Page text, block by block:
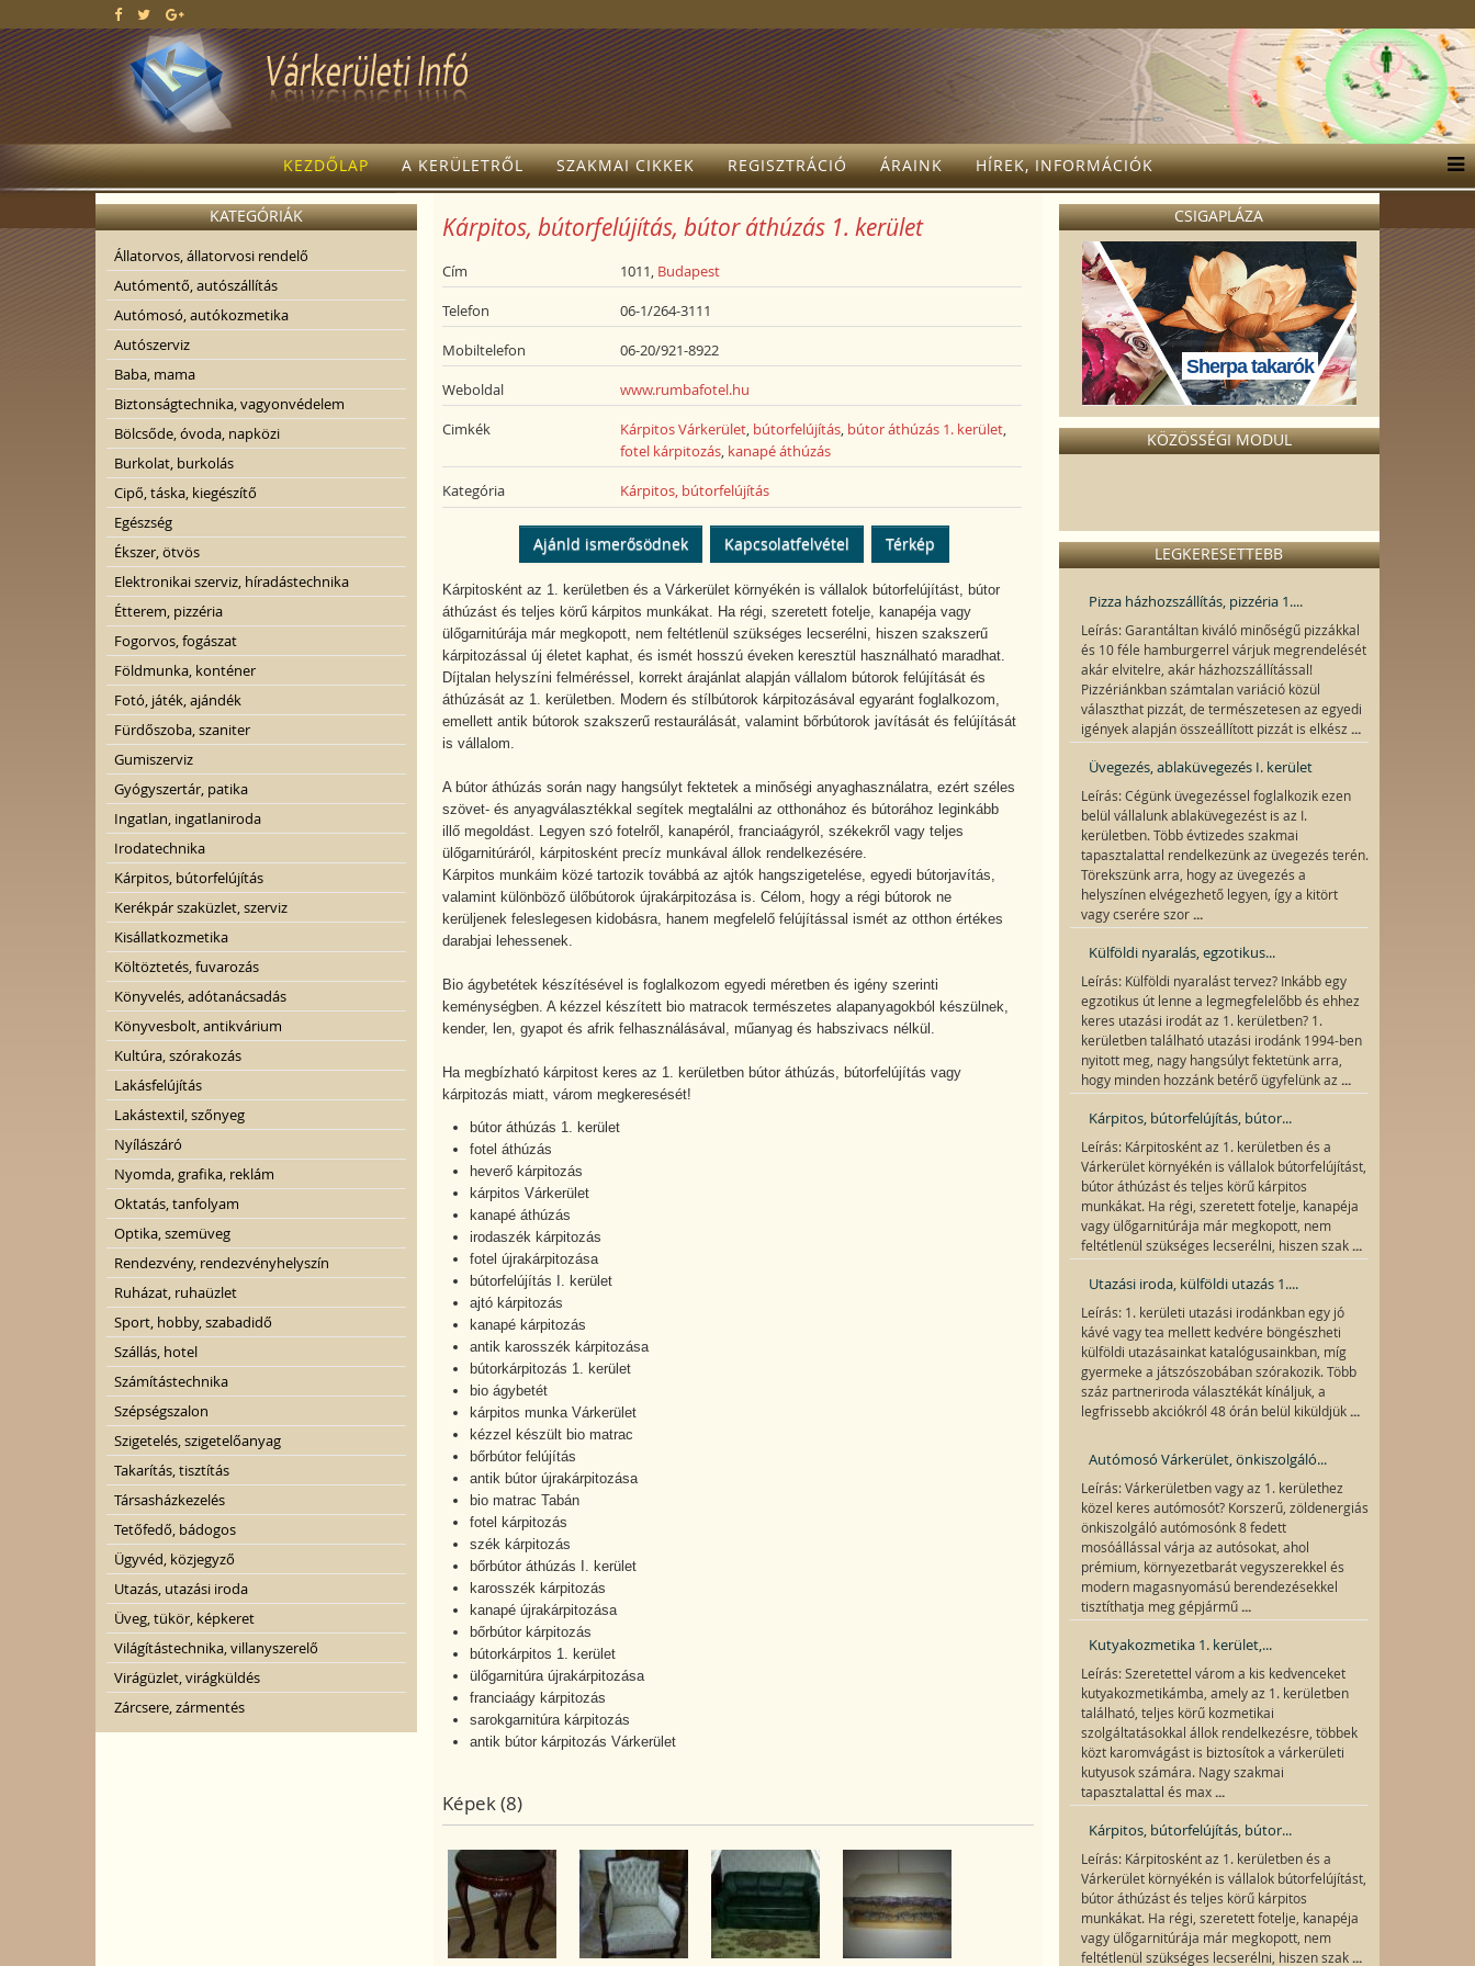
KEZDŐLAP A KERÜLETRŐL SZAKMAI CIKKEK REGISZTRÁCIÓ ÁRAINK HÍREK, INFORMÁCIÓK
KATEGÓRIÁK
Állatorvos, állatorvosi rendelő
Autómentő, autószállítás
Autómosó, autókozmetika
Autószerviz
Baba, mama
Biztonságtechnika, vagyonvédelem
Bölcsőde, óvoda, napközi
Burkolat, burkolás
Cipő, táska, kiegészítő
Egészség
Ékszer, ötvös
Elektronikai szerviz, híradástechnika
Étterem, pizzéria
Fogorvos, fogászat
Földmunka, konténer
Fotó, játék, ajándék
Fürdőszoba, szaniter
Gumiszerviz
Gyógyszertár, patika
Ingatlan, ingatlaniroda
Irodatechnika
Kárpitos, bútorfelújítás
Kerékpár szaküzlet, szerviz
Kisállatkozmetika
Költöztetés, fuvarozás
Könyvelés, adótanácsadás
Könyvesbolt, antikvárium
Kultúra, szórakozás
Lakásfelújítás
Lakástextil, szőnyeg
Nyílászáró
Nyomda, grafika, reklám
Oktatás, tanfolyam
Optika, szemüveg
Rendezvény, rendezvényhelyszín
Ruházat, ruhaüzlet
Sport, hobby, szabadidő
Szállás, hotel
Számítástechnika
Szépségszalon
Szigetelés, szigetelőanyag
Takarítás, tisztítás
Társasházkezelés
Tetőfedő, bádogos
Ügyvéd, közjegyző
Utazás, utazási iroda
Üveg, tükör, képkeret
Világítástechnika, villanyszerelő
Virágüzlet, virágküldés
Zárcsere, zármentés
Kárpitos, bútorfelújítás, bútor áthúzás 1. kerület
Cím 1011, Budapest
Telefon 06-1/264-3111
Mobiltelefon 06-20/921-8922
Weboldal www.rumbafotel.hu
Cimkék Kárpitos Várkerület, bútorfelújítás, bútor áthúzás 1. kerület,
fotel kárpitozás, kanapé áthúzás
Kategória Kárpitos, bútorfelújítás
Ajánld ismerősödnek Kapcsolatfelvétel Térkép
Kárpitosként az 1. kerületben és a Várkerület környékén is vállalok bútorfelújítást, bútor
áthúzást és teljes körű kárpitos munkákat. Ha régi, szeretett fotelje, kanapéja vagy
ülőgarnitúrája már megkopott, nem feltétlenül szükséges lecserélni, hiszen szakszerű
kárpitozással új életet kaphat, és ismét hosszú éveken keresztül használható maradhat.
Díjtalan helyszíni felméréssel, korrekt árajánlat alapján vállalom bútorok felújítását és
áthúzását az 1. kerületben. Modern és stílbútorok kárpitozásával egyaránt foglalkozom,
emellett antik bútorok szakszerű restaurálását, valamint bőrbútorok javítását és felújítását
is vállalom.
A bútor áthúzás során nagy hangsúlyt fektetek a minőségi anyaghasználatra, ezért széles
szövet- és anyagválasztékkal segítek megtalálni az otthonához és bútorához leginkább
illő megoldást. Legyen szó fotelről, kanapéról, franciaágyról, székekről vagy teljes
ülőgarnitúráról, kárpitosként precíz munkával állok rendelkezésére.
Kárpitos munkáim közé tartozik továbbá az ajtók hangszigetelése, egyedi bútorjavítás,
valamint különböző ülőbútorok újrakárpitozása is. Célom, hogy a régi bútorok ne
kerüljenek feleslegesen kidobásra, hanem megfelelő felújítással ismét az otthon értékes
darabjai lehessenek.
Bio ágybetétek készítésével is foglalkozom egyedi méretben és igény szerinti
keménységben. A kézzel készített bio matracok természetes alapanyagokból készülnek,
kender, len, gyapot és afrik felhasználásával, műanyag és habszivacs nélkül.
Ha megbízható kárpitost keres az 1. kerületben bútor áthúzás, bútorfelújítás vagy
kárpitozás miatt, várom megkeresését!
bútor áthúzás 1. kerület
fotel áthúzás
heverő kárpitozás
kárpitos Várkerület
kanapé áthúzás
irodaszék kárpitozás
fotel újrakárpitozása
bútorfelújítás I. kerület
ajtó kárpitozás
kanapé kárpitozás
antik karosszék kárpitozása
bútorkárpitozás 1. kerület
bio ágybetét
kárpitos munka Várkerület
kézzel készült bio matrac
bőrbútor felújítás
antik bútor újrakárpitozása
bio matrac Tabán
fotel kárpitozás
szék kárpitozás
bőrbútor áthúzás I. kerület
karosszék kárpitozás
kanapé újrakárpitozása
bőrbútor kárpitozás
bútorkárpitos 1. kerület
ülőgarnitúra újrakárpitozása
franciaágy kárpitozás
sarokgarnitúra kárpitozás
antik bútor kárpitozás Várkerület
Képek (8)
CSIGAPLÁZA
Sherpa takarók
KÖZÖSSÉGI MODUL
LEGKERESETTEBB
Pizza házhozszállítás, pizzéria 1....
Leírás: Garantáltan kiváló minőségű pizzákkal
és 10 féle hamburgerrel várjuk megrendelését
akár elvitelre, akár házhozszállítással!
Pizzériánkban számtalan variáció közül
választhat pizzát, de természetesen az egyedi
igények alapján összeállított pizzát is elkész ...
Üvegezés, ablaküvegezés I. kerület
Leírás: Cégünk üvegezéssel foglalkozik ezen
belül vállalunk ablaküvegezést is az I.
kerületben. Több évtizedes szakmai
tapasztalattal rendelkezünk az üvegezés terén.
Törekszünk arra, hogy az üvegezés a
helyszínen elvégezhető legyen, így a kitört
vagy cserére szor ...
Külföldi nyaralás, egzotikus...
Leírás: Külföldi nyaralást tervez? Inkább egy
egzotikus út lenne a legmegfelelőbb és ehhez
keres utazási irodát az 1. kerületben? 1.
kerületben található utazási irodánk 1994-ben
nyitott meg, nagy hangsúlyt fektetünk arra,
hogy minden hozzánk betérő ügyfelünk az ...
Kárpitos, bútorfelújítás, bútor...
Leírás: Kárpitosként az 1. kerületben és a
Várkerület környékén is vállalok bútorfelújítást,
bútor áthúzást és teljes körű kárpitos
munkákat. Ha régi, szeretett fotelje, kanapéja
vagy ülőgarnitúrája már megkopott, nem
feltétlenül szükséges lecserélni, hiszen szak ...
Utazási iroda, külföldi utazás 1....
Leírás: 1. kerületi utazási irodánkban egy jó
kávé vagy tea mellett kedvére böngészheti
külföldi utazásainkat katalógusainkban, míg
gyermeke a játszószobában szórakozik. Több
száz partneriroda választékát kínáljuk, a
legfrissebb akciókról 48 órán belül kiküldjük ...
Autómosó Várkerület, önkiszolgáló...
Leírás: Várkerületben vagy az 1. kerülethez
közel keres autómosót? Korszerű, zöldenergiás
önkiszolgáló autómosónk 8 fedett
mosóállással várja az autósokat, ahol
prémium, környezetbarát vegyszerekkel és
modern magasnyomású berendezésekkel
tisztíthatja meg gépjármű ...
Kutyakozmetika 1. kerület,...
Leírás: Szeretettel várom a kis kedvenceket
kutyakozmetikámba, amely az 1. kerületben
található, teljes körű kozmetikai
szolgáltatásokkal állok rendelkezésre, többek
közt karomvágást is biztosítok a várkerületi
kutyusok számára. Nagy szakmai
tapasztalattal és max ...
Kárpitos, bútorfelújítás, bútor...
Leírás: Kárpitosként az 1. kerületben és a
Várkerület környékén is vállalok bútorfelújítást,
bútor áthúzást és teljes körű kárpitos
munkákat. Ha régi, szeretett fotelje, kanapéja
vagy ülőgarnitúrája már megkopott, nem
feltétlenül szükséges lecserélni, hiszen szak ...